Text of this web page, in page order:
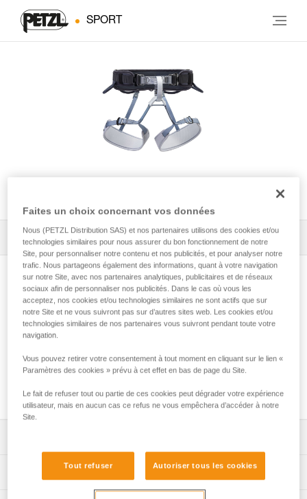
SPORT
Tous les conseils techniques 1
Anneau d’assurage et points d’encordement
: où placer ma longe, mon appareil
Technical Notice
Procédure de vérification EPI
Faites un choix concernant vos données
Nous (PETZL Distribution SAS) et nos partenaires utilisons des cookies et/ou
technologies similaires pour nous assurer du bon fonctionnement de notre
Site, pour personnaliser notre contenu et nos publicités, et pour analyser notre
trafic. Nous partageons également des informations, quant à votre navigation
sur notre Site, avec nos partenaires analytiques, publicitaires et de réseaux
sociaux afin de personnaliser nos publicités. Dans le cas où vous les
acceptez, nos cookies et/ou technologies similaires ne sont actifs que sur
notre Site et ne vous suivront pas sur d’autres sites web. Les cookies et/ou
technologies similaires de nos partenaires vous suivront pendant toute votre
navigation.
Vous pouvez retirer votre consentement à tout moment en cliquant sur le lien «
Paramètres des cookies » prévu à cet effet en bas de page du Site.
Le fait de refuser tout ou partie de ces cookies peut dégrader votre expérience
utilisateur, mais en aucun cas ce refus ne vous empêchera d’accéder à notre
Site.
Tout refuser Autoriser tous les cookies